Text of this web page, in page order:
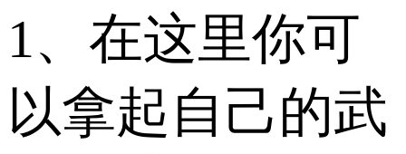
1、在这里你可
以拿起自己的武